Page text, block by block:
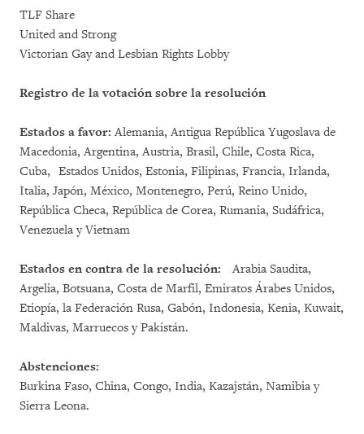
TLF Share
United and Strong
Victorian Gay and Lesbian Rights Lobby
Registro de la votación sobre la resolución
Estados a favor:Alemania, Antigua República Yugoslava de
Macedonia, Argentina, Austria, Brasil, Chile, Costa Rica,
Cuba, Estados Unidos, Estonia, Filipinas, Francia, Irlanda,
Italia, Japón, México, Montenegro, Perú, Reino Unido,
República Checa, República de Corea, Rumania, Sudáfrica,
Venezuela y Vietnam
Estados en contra de la resolución: Arabia Saudita,
Argelia, Botsuana, Costa de Marfil, Emiratos Árabes Unidos,
Etiopía, la Federación Rusa, Gabón, Indonesia, Kenia, Kuwait,
Maldivas, Marruecos y Pakistán.
Abstenciones:
Burkina Faso, China, Congo, India, Kazajstán, Namibia y
Sierra Leona.